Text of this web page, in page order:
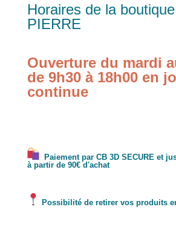
Horaires de la
PIERRE
Ouverture du mardi
de 9h30 à 18h00 en
continue
Paiement par CB 3D SECURE et
à partir de 90€ d'achat
Possibilité de retirer vos produits